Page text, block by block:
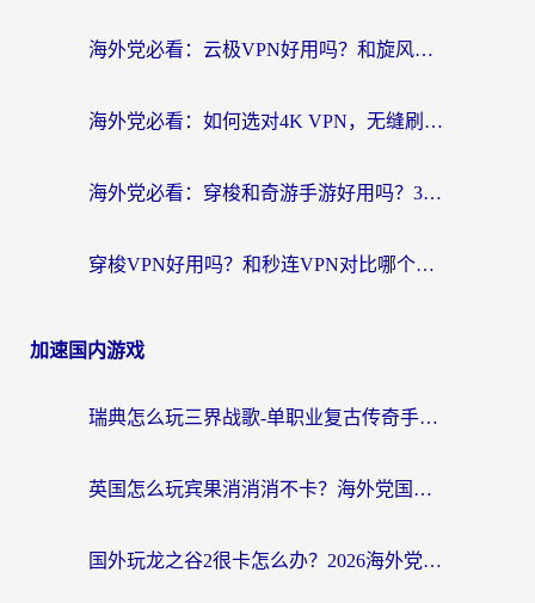
海外党必看：云极VPN好用吗？和旋风VPN对比哪个回国效果更好？附真实体验+选择攻略
海外党必看：如何选对4K VPN，无缝刷国内剧听网易云？
海外党必看：穿梭和奇游手游好用吗？3步选对回国加速器，流畅看CCTV5海外直播
穿梭VPN好用吗？和秒连VPN对比哪个回国效果更好？海外党亲测实用指南
加速国内游戏
瑞典怎么玩三界战歌-单职业复古传奇手游？海外党国服游戏加速终极指南
英国怎么玩宾果消消消不卡？海外党国服游戏加速终极攻略（附守望第九大陆解决办法）
国外玩龙之谷2很卡怎么办？2026海外党必看的国服游戏加速全攻略